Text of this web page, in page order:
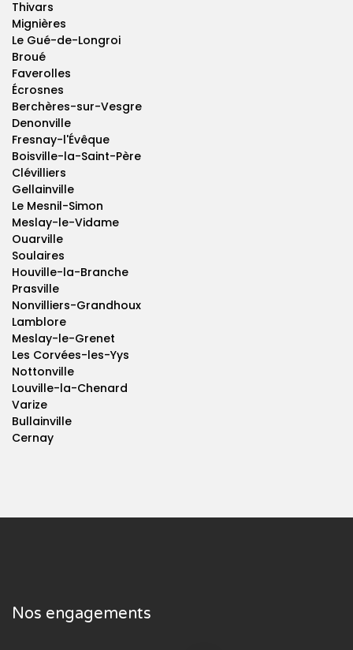
Thivars
Mignières
Le Gué-de-Longroi
Broué
Faverolles
Écrosnes
Berchères-sur-Vesgre
Denonville
Fresnay-l'Évêque
Boisville-la-Saint-Père
Clévilliers
Gellainville
Le Mesnil-Simon
Meslay-le-Vidame
Ouarville
Soulaires
Houville-la-Branche
Prasville
Nonvilliers-Grandhoux
Lamblore
Meslay-le-Grenet
Les Corvées-les-Yys
Nottonville
Louville-la-Chenard
Varize
Bullainville
Cernay
Nos engagements